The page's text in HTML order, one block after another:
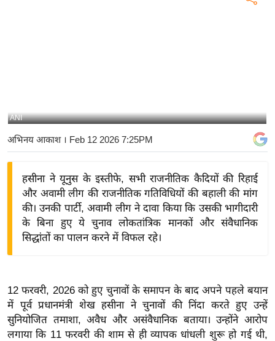
ष्ट्री
य
बि
द्यो
त
वि
शे
ANI
अभिनय आकाश। Feb 12 2026 7:25PM
हसीना ने यूनुस के इस्तीफे, सभी राजनीतिक कैदियों की रिहाई
और अवामी लीग की राजनीतिक गतिविधियों की बहाली की मांग
की। उनकी पार्टी, अवामी लीग ने दावा किया कि उसकी भागीदारी
के बिना हुए ये चुनाव लोकतांत्रिक मानकों और संवैधानिक
सिद्धांतों का पालन करने में विफल रहे।
12 फरवरी, 2026 को हुए चुनावों के समापन के बाद अपने पहले बयान
में पूर्व प्रधानमंत्री शेख हसीना ने चुनावों की निंदा करते हुए उन्हें
सुनियोजित तमाशा, अवैध और असंवैधानिक बताया। उन्होंने आरोप
लगाया कि 11 फरवरी की शाम से ही व्यापक धांधली शुरू हो गई थी,